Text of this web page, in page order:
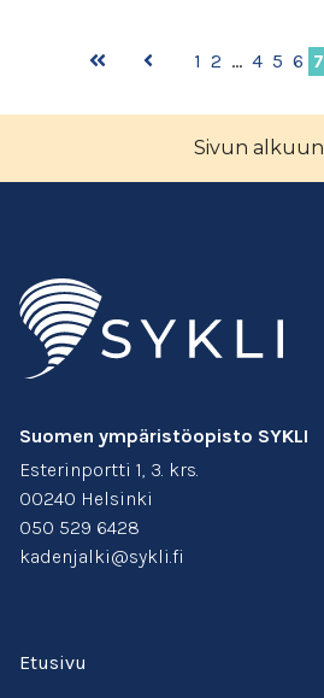
1 2 … 4 5 6 7
Sivun alkuun
Suomen ympäristöopisto SYKLI
Esterinportti 1, 3. krs.
00240 Helsinki
050 529 6428
kadenjalki@sykli.fi
Etusivu